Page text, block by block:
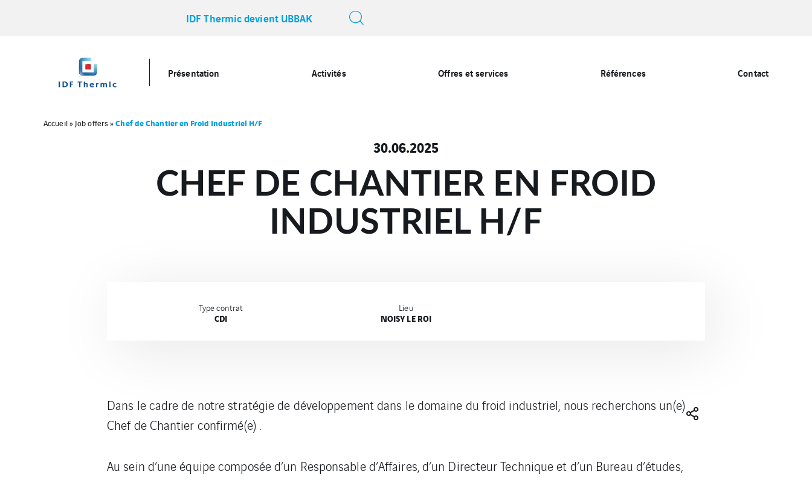
IDF Thermic devient UBBAK
Présentation Activités Offres et services Références Contact
Accueil» Job offers»Chef de Chantier en Froid Industriel H/F
30.06.2025
CHEF DE CHANTIER EN FROID
INDUSTRIEL H/F
Type contrat
CDI
Lieu
NOISY LE ROI
Dans le cadre de notre stratégie de développement dans le domaine du froid industriel, nous recherchons un(e)
Chef de Chantier confirmé(e) .
Au sein d’une équipe composée d’un Responsable d’Affaires, d’un Directeur Technique et d’un Bureau d’études,